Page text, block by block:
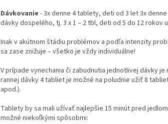
Dávkovanie - 3x denne 4 tablety, deti od 3 let 3x
dávky dospelého, tj. 3 x 1 – 2 tbl, deti od 5 do 12 rokov
Inak v akútnom štádiu problémov a podľa intenzity
sa zase znižuje – všetko je vždy individuálne!
V prípade vynechania či zabudnutia jednotlivej dávky
rannej dávky 4 tabliet je možné na poludnie užiť 8
apod.).
Tablety by sa mali užívať najlepšie 15 minút pred
možné niekoľkými spôsobmi: